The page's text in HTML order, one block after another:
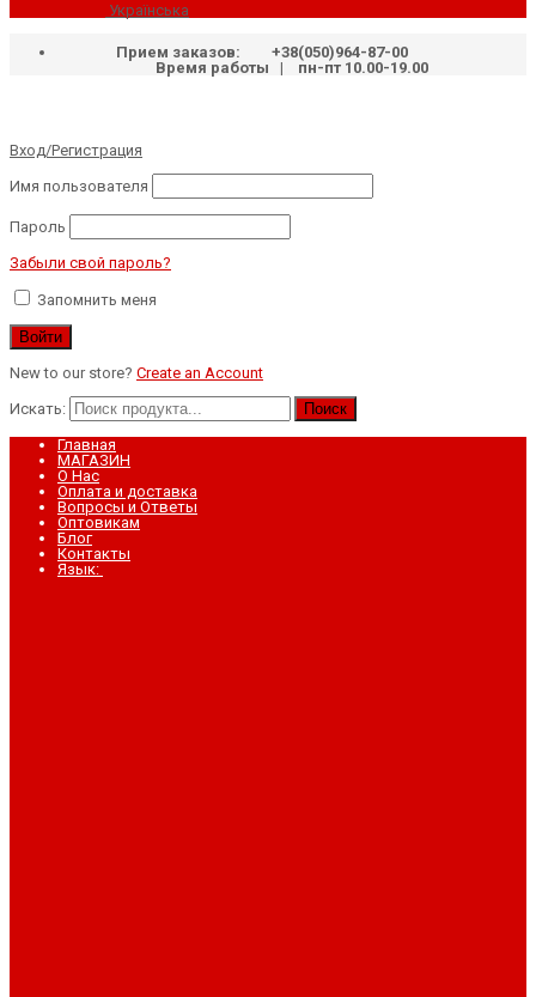
Українська
Прием заказов:
+38(050)964-87-00
Время работы | пн-пт 10.00-19.00
Вход/Регистрация
Имя пользователя
Пароль
Забыли свой пароль?
Запомнить меня
New to our store? Create an Account
Искать:
Поиск
Главная
МАГАЗИН
О Нас
Оплата и доставка
Вопросы и Ответы
Оптовикам
Блог
Контакты
Язык: